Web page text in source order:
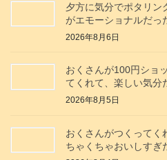
夕方に気分でポタリ
がエモーショナルだっ
2026年8月6日
おくさんが100円ショ
てくれて、楽しい気分
2026年8月5日
おくさんがつくってく
ちゃくちゃおいしすぎ